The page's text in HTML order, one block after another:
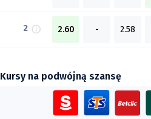
2 2.60 - 2.58
Kursy na podwójną szansę